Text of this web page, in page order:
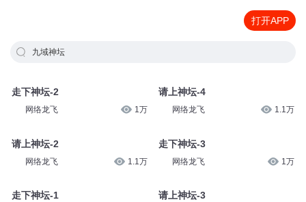
打开APP
九域神坛
走下神坛-2
网络龙飞 1万
请上神坛-2
网络龙飞 1.1万
走下神坛-1
请上神坛-4
网络龙飞 1.1万
走下神坛-3
网络龙飞 1万
请上神坛-3